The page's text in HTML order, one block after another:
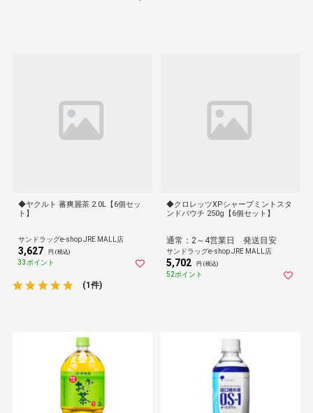
◆ヤクルト 蕃爽麗茶 2.0L【6個セッ
ト】
サンドラッグe-shop JRE MALL店
3,627 円 (税込)
33ポイント
(1件)
◆クロレッツXPシャープミントスタ
ンドパウチ 250g【6個セット】
通常：2～4営業日 発送目安
サンドラッグe-shop JRE MALL店
5,702 円 (税込)
52ポイント